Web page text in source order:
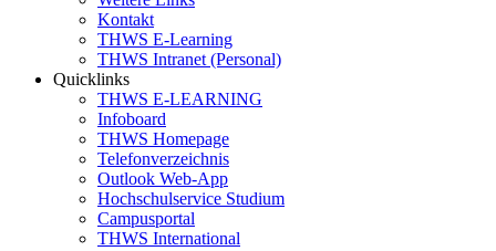
Kontakt
THWS E-Learning
THWS Intranet (Personal)
Quicklinks
THWS E-LEARNING
Infoboard
THWS Homepage
Telefonverzeichnis
Outlook Web-App
Hochschulservice Studium
Campusportal
THWS International